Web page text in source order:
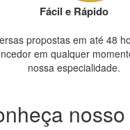
Fácil e Rápido
propostas em até 48
em qualquer
nossa especialidade.